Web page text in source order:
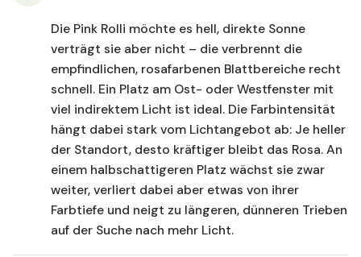
Die Pink Rolli möchte es hell, direkte Sonne
verträgt sie aber nicht – die verbrennt die
empfindlichen, rosafarbenen Blattbereiche recht
schnell. Ein Platz am Ost- oder Westfenster mit
viel indirektem Licht ist ideal. Die Farbintensität
hängt dabei stark vom Lichtangebot ab: Je heller
der Standort, desto kräftiger bleibt das Rosa. An
einem halbschattigeren Platz wächst sie zwar
weiter, verliert dabei aber etwas von ihrer
Farbtiefe und neigt zu längeren, dünneren Trieben
auf der Suche nach mehr Licht.